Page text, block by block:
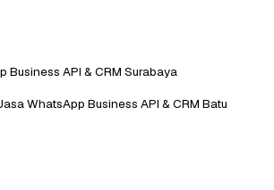
Business API & CRM Surabaya
WhatsApp Business API & CRM Batu